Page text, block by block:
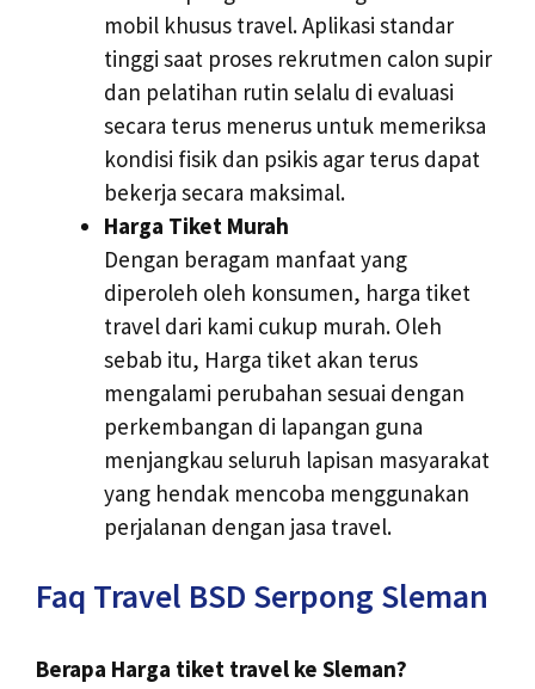
mobil khusus travel. Aplikasi standar
tinggi saat proses rekrutmen calon supir
dan pelatihan rutin selalu di evaluasi
secara terus menerus untuk memeriksa
kondisi fisik dan psikis agar terus dapat
bekerja secara maksimal.
Harga Tiket Murah
Dengan beragam manfaat yang
diperoleh oleh konsumen, harga tiket
travel dari kami cukup murah. Oleh
sebab itu, Harga tiket akan terus
mengalami perubahan sesuai dengan
perkembangan di lapangan guna
menjangkau seluruh lapisan masyarakat
yang hendak mencoba menggunakan
perjalanan dengan jasa travel.
Faq Travel BSD Serpong Sleman
Berapa Harga tiket travel ke Sleman?